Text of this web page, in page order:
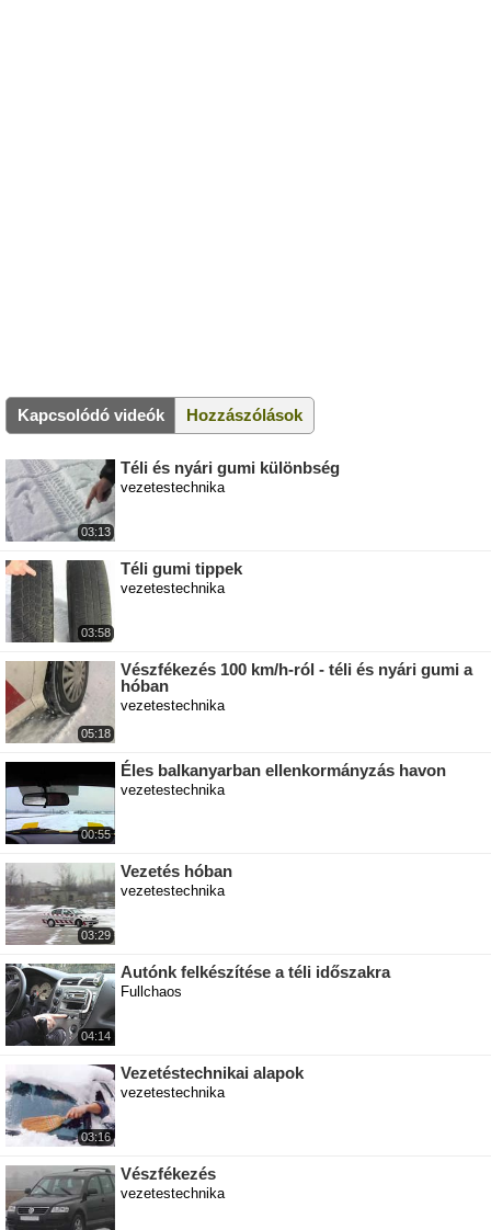
Kapcsolódó videók Hozzászólások
03:13
Téli és nyári gumi különbség
vezetestechnika
03:58
Téli gumi tippek
vezetestechnika
05:18
Vészfékezés 100 km/h-ról - téli és nyári gumi a
hóban
vezetestechnika
00:55
Éles balkanyarban ellenkormányzás havon
vezetestechnika
03:29
Vezetés hóban
vezetestechnika
04:14
Autónk felkészítése a téli időszakra
Fullchaos
03:16
Vezetéstechnikai alapok
vezetestechnika
Vészfékezés
vezetestechnika